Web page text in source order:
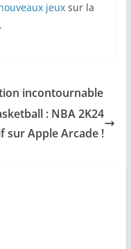
jeuxsur la
incontournable
: NBA 2K24
sur Apple Arcade !